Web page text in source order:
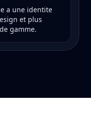
a une identite
et plus
gamme.